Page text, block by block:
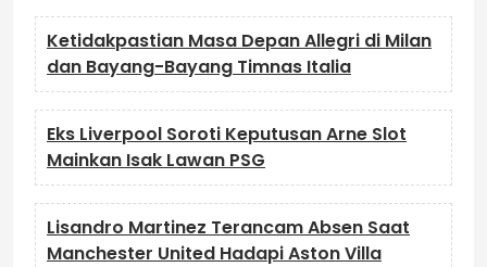
Ketidakpastian Masa Depan Allegri di Milan
dan Bayang-Bayang Timnas Italia
Eks Liverpool Soroti Keputusan Arne Slot
Mainkan Isak Lawan PSG
Lisandro Martinez Terancam Absen Saat
Manchester United Hadapi Aston Villa